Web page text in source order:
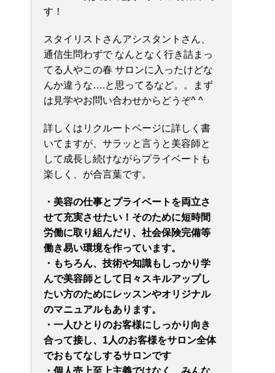
す！
スタイリストさんアシスタントさん、
通信生問わずで なんとなく行き詰まっ
てる人やこの春 サロンに入ったけどな
んか違うな….と思ってるなど。。まず
は見学やお問い合わせからどうぞ^ ^
詳しくはリクルートページに詳しく書
いてますが、サラッと言うと美容師と
して成長し続けながらプライベートも
楽しく、が合言葉です。
・美容の仕事とプライベートを両立さ
せて充実させたい！そのために短時間
労働に取り組んだり、社会保険完備等
働き易い環境を作っています。
・もちろん、技術や知識もしっかり学
んで美容師として日々スキルアップし
たい方のためにレッスンやオリジナル
のマニュアルもあります。
・一人ひとりのお客様にしっかり向き
合って接し、 1人のお客様をサロン全体
でおもてなしするサロンです